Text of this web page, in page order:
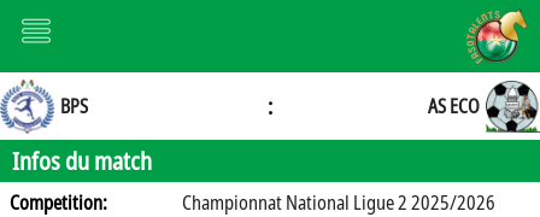
BPS : AS ECO
Infos du match
Competition:
Championnat National Ligue 2 2025/2026